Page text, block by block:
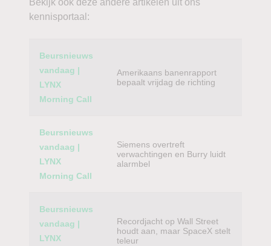
Bekijk ook deze andere artikelen uit ons
kennisportaal:
Category
Beursnieuws
vandaag |
LYNX
Morning Call
Amerikaans banenrapport
bepaalt vrijdag de richting
Beursnieuws
vandaag |
LYNX
Morning Call
Siemens overtreft
verwachtingen en Burry luidt
alarmbel
Beursnieuws
vandaag |
LYNX
Recordjacht op Wall Street
houdt aan, maar SpaceX stelt
teleur